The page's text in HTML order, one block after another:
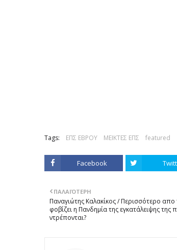
Tags: ΕΠΣ ΕΒΡΟΥ ΜΕΙΚΤΕΣ ΕΠΣ featured
Facebook
ΠΑΛΑΙΌΤΕΡΗ
Παναγιώτης Καλακίκος / Περισσότερο
φοβίζει η Πανδημία της εγκατάλειψης της
ντρέπονται?